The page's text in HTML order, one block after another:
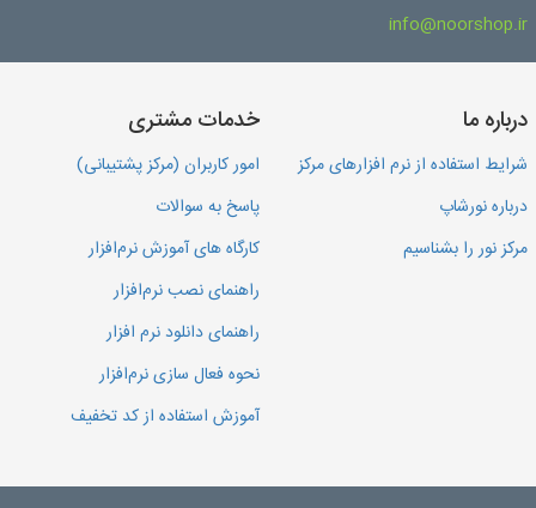
info@noorshop.ir
درباره ما
شرایط استفاده از نرم افزارهای مرکز
درباره نورشاپ
مرکز نور را بشناسیم
خدمات مشتری
امور کاربران (مرکز پشتیبانی)
پاسخ به سوالات
کارگاه های آموزش نرم‌افزار
راهنمای نصب نرم‌افزار
راهنمای دانلود نرم افزار
نحوه فعال سازی نرم‌افزار
آموزش استفاده از کد تخفیف